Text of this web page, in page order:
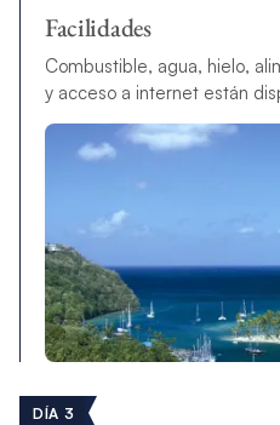
Facilidades
Combustible, agua, hielo,
y acceso a internet están
DÍA 3